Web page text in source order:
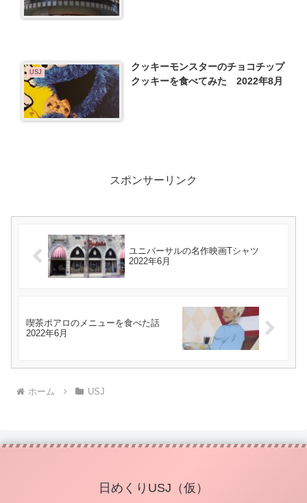
USJ
クッキーモンスターのチョコチップ
クッキーを食べてみた 2022年8月
スポンサーリンク
ユニバーサルの名作映画Tシャツ
2022年6月
喫茶ポアロのメニューを食べた話
2022年6月
ホーム USJ
日めくりUSJ（仮）